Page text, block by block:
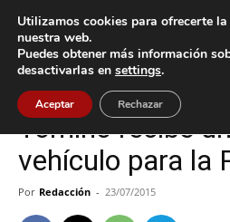
Inicio Tomiño
Tomiño
Tomiño recibe
vehículo para la
Por Redacción - 23/07/2015
Utilizamos cookies para ofrecerte
nuestra web.
Puedes obtener más información
desactivarlas en settings.
Aceptar Rechazar